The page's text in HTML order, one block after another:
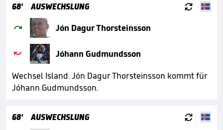
68' AUSWECHSLUNG 
 Jón Dagur Thorsteinsson

Jóhann Gudmundsson
Wechsel Island. Jón Dagur Thorsteinsson kommt für
Jóhann Gudmundsson.
68' AUSWECHSLUNG 